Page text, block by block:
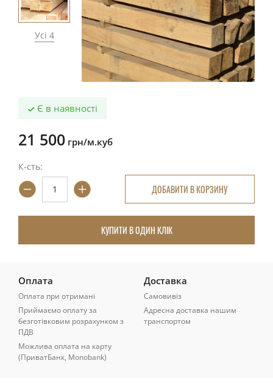
Усі 4
Є в наявності
21 500 грн/м.куб
К-сть:
ДОБАВИТИ В КОРЗИНУ
КУПИТИ В ОДИН КЛІК
Оплата
Оплата при отримані
Приймаємо оплату за
безготівковим розрахунком з
ПДВ
Можлива оплата на карту
(ПриватБанк, Monobank)
Доставка
Самовивіз
Адресна доставка нашим
транспортом